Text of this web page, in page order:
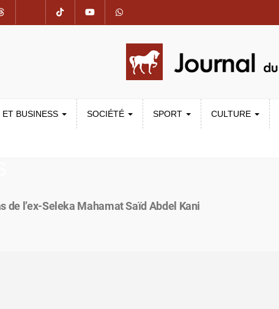
ET BUSINESS SOCIÉTÉ SPORT CULTURE
de l’ex-Seleka Mahamat Saïd Abdel Kani